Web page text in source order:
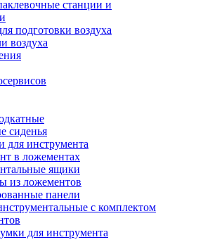
станции и
подготовки воздуха
воздуха
сиденья
для инструмента
в ложементах
ящики
из ложементов
панели
с комплектом
для инструмента